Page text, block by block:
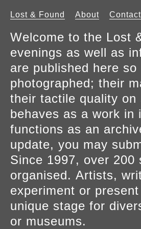
Lost & Found About Contact
Welcome to the Lost
evenings as well as
are published here
photographed; their
their tactile quality
behaves as a work
functions as an
update, you may
Since 1997, over 200
organised. Artists,
experiment or
unique stage for
or museums.